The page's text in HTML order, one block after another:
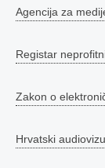
Agencija za
Registar
Zakon o
Hrvatski